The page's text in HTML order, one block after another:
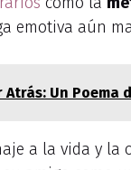
emotiva aún
Atrás: Un Poema
a la vida y